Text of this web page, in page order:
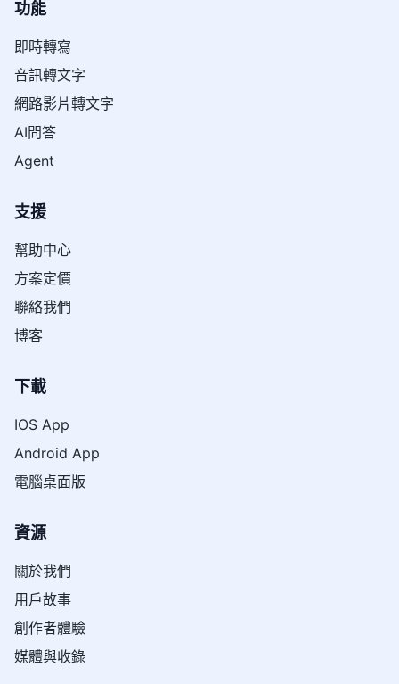
功能
即時轉寫
音訊轉文字
網路影片轉文字
AI問答
Agent
支援
幫助中心
方案定價
聯絡我們
博客
下載
IOS App
Android App
電腦桌面版
資源
關於我們
用戶故事
創作者體驗
媒體與收錄